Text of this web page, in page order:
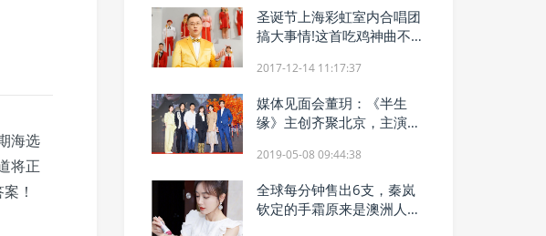
海选
将正
！
圣诞节上海彩虹室内合唱团
搞大事情!这首吃鸡神曲不能
2017-12-14 11:17:37
媒体见面会董玥：《半生
缘》主创齐聚北京，主演董
2019-05-08 09:44:38
全球每分钟售出6支，秦岚
钦定的手霜原来是澳洲人手